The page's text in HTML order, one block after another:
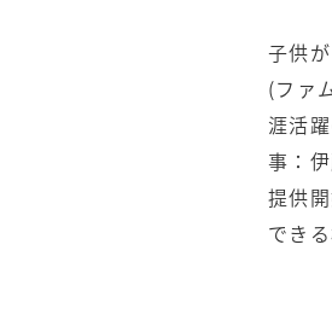
子供
(ファ
涯活
事：
提供
でき